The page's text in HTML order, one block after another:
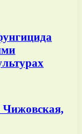
Чижовская,